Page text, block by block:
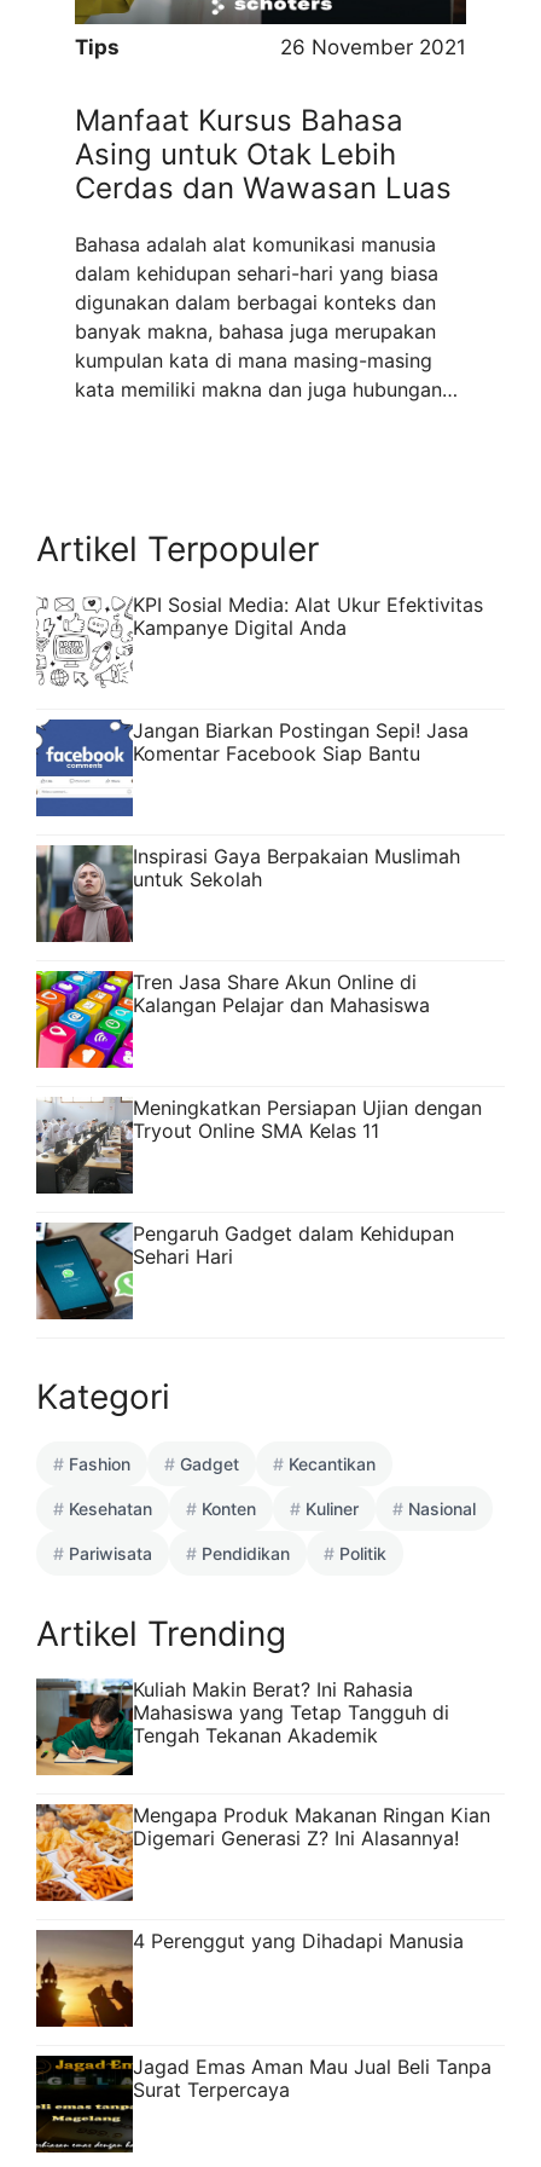
Tips 26 November 2021
Manfaat Kursus Bahasa
Asing untuk Otak Lebih
Cerdas dan Wawasan Luas
Bahasa adalah alat komunikasi manusia
dalam kehidupan sehari-hari yang biasa
digunakan dalam berbagai konteks dan
banyak makna, bahasa juga merupakan
kumpulan kata di mana masing-masing
kata memiliki makna dan juga hubungan
atau bahkan bercampur dengan ...
more
Artikel Terpopuler
KPI Sosial Media: Alat Ukur Efektivitas
Kampanye Digital Anda
Jangan Biarkan Postingan Sepi! Jasa
Komentar Facebook Siap Bantu
Inspirasi Gaya Berpakaian Muslimah
untuk Sekolah
Tren Jasa Share Akun Online di
Kalangan Pelajar dan Mahasiswa
Meningkatkan Persiapan Ujian dengan
Tryout Online SMA Kelas 11
Pengaruh Gadget dalam Kehidupan
Sehari Hari
Kategori
Fashion Gadget Kecantikan
Kesehatan Konten Kuliner Nasional
Pariwisata Pendidikan Politik
Artikel Trending
Kuliah Makin Berat? Ini Rahasia
Mahasiswa yang Tetap Tangguh di
Tengah Tekanan Akademik
Mengapa Produk Makanan Ringan Kian
Digemari Generasi Z? Ini Alasannya!
4 Perenggut yang Dihadapi Manusia
Jagad Emas Aman Mau Jual Beli Tanpa
Surat Terpercaya